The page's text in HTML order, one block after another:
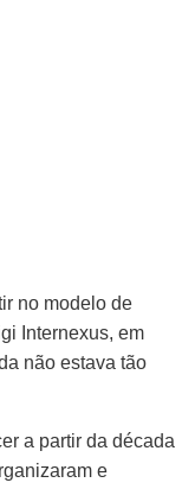
no modelo de
Internexus, em
não estava tão
a partir da década
e